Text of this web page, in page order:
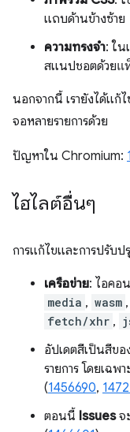
แถบด้านข้างซ้าย
ความทรงจำ: ใน
สแนปชอตด้วยแ
นอกจากนี้ เรายังได้แก้
จอหลายรายการด้วย
ปัญหาใน Chromium:
ไฮไลต์อื่นๆ
การแก้ไขและการปรับ
เครือข่าย: ไอคอ
media , wasm ,
fetch/xhr ,
อัปเดตสีเป็นสีข
รายการ โดยเฉพ
(1456690,
ตอนนี้ Issuesจ